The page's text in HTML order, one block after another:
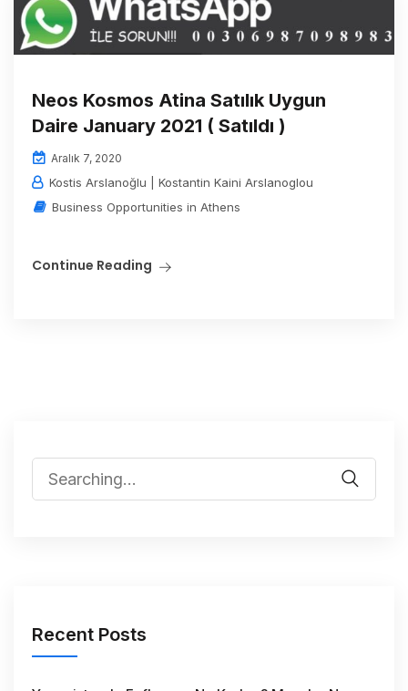
Neos Kosmos Atina Satılık Uygun
Daire January 2021 ( Satıldı )
Aralık 7, 2020
Kostis Arslanoğlu | Kostantin Kaini Arslanoglou
Business Opportunities in Athens
Continue Reading
Recent Posts